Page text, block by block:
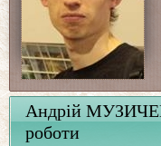
Андрій
роботи